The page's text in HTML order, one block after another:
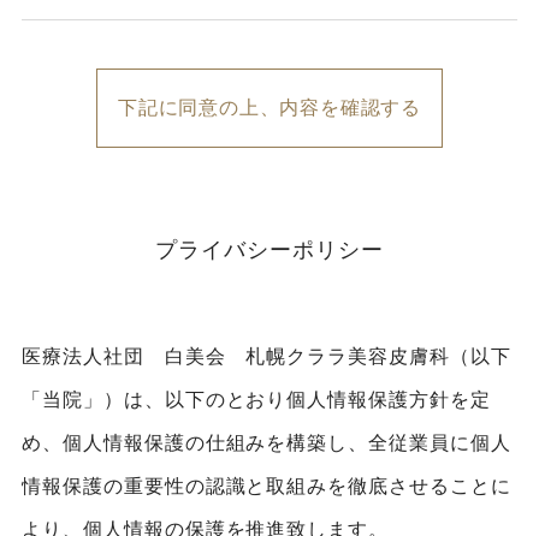
下記に同意の上、内容を確認する
プライバシーポリシー
医療法人社団 白美会 札幌クララ美容皮膚科（以下
「当院」）は、以下のとおり個人情報保護方針を定
め、個人情報保護の仕組みを構築し、全従業員に個人
情報保護の重要性の認識と取組みを徹底させることに
より、個人情報の保護を推進致します。